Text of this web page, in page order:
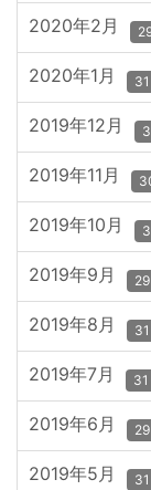
2020年2月
2020年1月
2019年12月
2019年11月
2019年10月
2019年9月
2019年8月
2019年7月
2019年6月
2019年5月